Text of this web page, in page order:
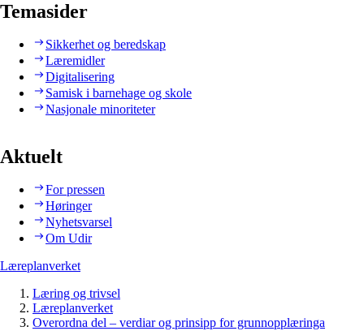
Temasider
Sikkerhet og beredskap
Læremidler
Digitalisering
Samisk i barnehage og skole
Nasjonale minoriteter
Aktuelt
For pressen
Høringer
Nyhetsvarsel
Om Udir
Læreplanverket
Læring og trivsel
Læreplanverket
Overordna del – verdiar og prinsipp for grunnopplæringa